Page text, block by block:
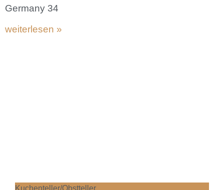
Germany 34
weiterlesen »
Kuchenteller/Obstteller